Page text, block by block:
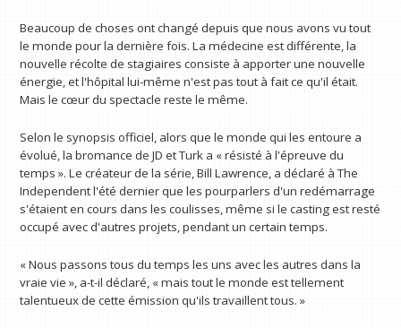
Beaucoup de choses ont changé depuis que nous avons vu tout
le monde pour la dernière fois. La médecine est différente, la
nouvelle récolte de stagiaires consiste à apporter une nouvelle
énergie, et l'hôpital lui-même n'est pas tout à fait ce qu'il était.
Mais le cœur du spectacle reste le même.
Selon le synopsis officiel, alors que le monde qui les entoure a
évolué, la bromance de JD et Turk a « résisté à l'épreuve du
temps ». Le créateur de la série, Bill Lawrence, a déclaré à The
Independent l'été dernier que les pourparlers d'un redémarrage
s'étaient en cours dans les coulisses, même si le casting est resté
occupé avec d'autres projets, pendant un certain temps.
« Nous passons tous du temps les uns avec les autres dans la
vraie vie », a-t-il déclaré, « mais tout le monde est tellement
talentueux de cette émission qu'ils travaillent tous. »